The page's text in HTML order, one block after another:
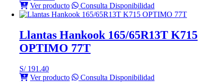
Ver producto
Consulta Disponibilidad
Llantas Hankook 165/65R13T K715
OPTIMO 77T
S/191.40
Ver producto
Consulta Disponibilidad